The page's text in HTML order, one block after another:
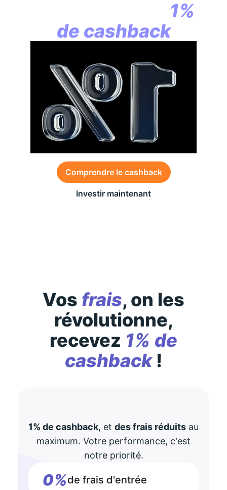
1%
de cashback
Comprendre le cashback
Investir maintenant
Vos frais, on les
révolutionne,
recevez 1% de
cashback!
1% de cashback, et des frais réduits au
maximum. Votre performance, c'est
notre priorité.
0%de frais d'entrée